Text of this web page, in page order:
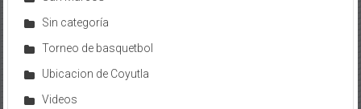
Sin categoría
Torneo de basquetbol
Ubicacion de Coyutla
Videos